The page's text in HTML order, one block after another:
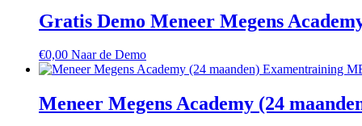
Gratis Demo Meneer Megens
€0,00 Naar de Demo
Meneer Megens Academy (24